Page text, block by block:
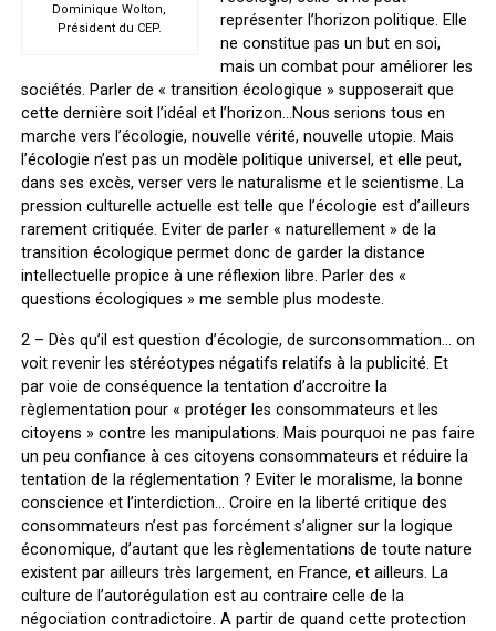
Dominique Wolton,
Président du CEP.
représenter l’horizon politique. Elle
ne constitue pas un but en soi,
mais un combat pour améliorer les
sociétés. Parler de « transition écologique » supposerait que
cette dernière soit l’idéal et l’horizon…Nous serions tous en
marche vers l’écologie, nouvelle vérité, nouvelle utopie. Mais
l’écologie n’est pas un modèle politique universel, et elle peut,
dans ses excès, verser vers le naturalisme et le scientisme. La
pression culturelle actuelle est telle que l’écologie est d’ailleurs
rarement critiquée. Eviter de parler « naturellement » de la
transition écologique permet donc de garder la distance
intellectuelle propice à une réflexion libre. Parler des «
questions écologiques » me semble plus modeste.
2 – Dès qu’il est question d’écologie, de surconsommation… on
voit revenir les stéréotypes négatifs relatifs à la publicité. Et
par voie de conséquence la tentation d’accroitre la
règlementation pour « protéger les consommateurs et les
citoyens » contre les manipulations. Mais pourquoi ne pas faire
un peu confiance à ces citoyens consommateurs et réduire la
tentation de la réglementation ? Eviter le moralisme, la bonne
conscience et l’interdiction… Croire en la liberté critique des
consommateurs n’est pas forcément s’aligner sur la logique
économique, d’autant que les règlementations de toute nature
existent par ailleurs très largement, en France, et ailleurs. La
culture de l’autorégulation est au contraire celle de la
négociation contradictoire. A partir de quand cette protection